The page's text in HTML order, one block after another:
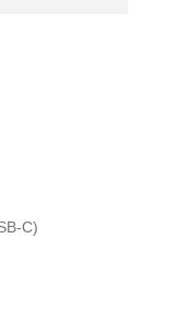
C)